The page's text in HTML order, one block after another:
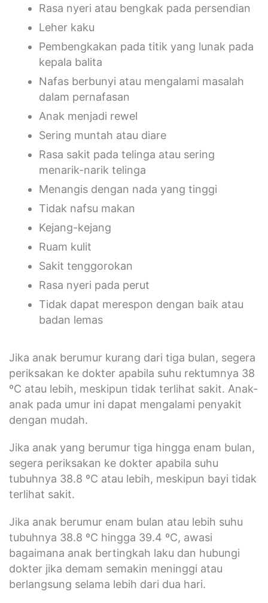
Rasa nyeri atau bengkak pada persendian
Leher kaku
Pembengkakan pada titik yang lunak pada
kepala balita
Nafas berbunyi atau mengalami masalah
dalam pernafasan
Anak menjadi rewel
Sering muntah atau diare
Rasa sakit pada telinga atau sering
menarik-narik telinga
Menangis dengan nada yang tinggi
Tidak nafsu makan
Kejang-kejang
Ruam kulit
Sakit tenggorokan
Rasa nyeri pada perut
Tidak dapat merespon dengan baik atau
badan lemas
Jika anak berumur kurang dari tiga bulan, segera
periksakan ke dokter apabila suhu rektumnya 38
ºC atau lebih, meskipun tidak terlihat sakit. Anak-
anak pada umur ini dapat mengalami penyakit
dengan mudah.
Jika anak yang berumur tiga hingga enam bulan,
segera periksakan ke dokter apabila suhu
tubuhnya 38.8 ºC atau lebih, meskipun bayi tidak
terlihat sakit.
Jika anak berumur enam bulan atau lebih suhu
tubuhnya 38.8 ºC hingga 39.4 ºC, awasi
bagaimana anak bertingkah laku dan hubungi
dokter jika demam semakin meninggi atau
berlangsung selama lebih dari dua hari.